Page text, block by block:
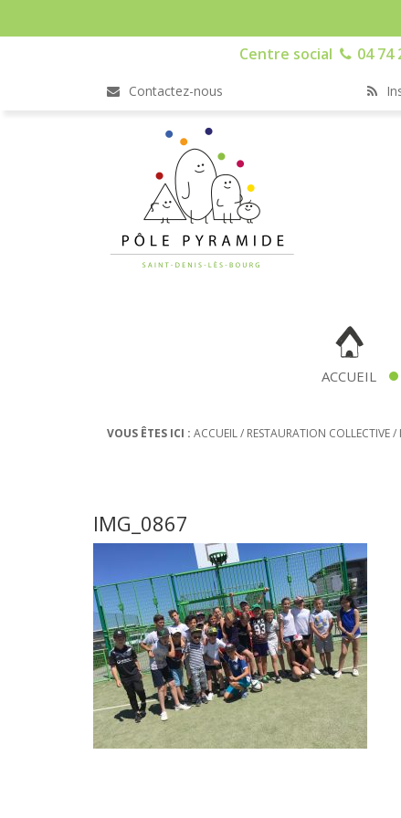
Centre social
04 74
Contactez-nous
ACCUEIL
VOUS ÊTES ICI : ACCUEIL/ RESTAURATION COLLECTIVE/
IMG_0867